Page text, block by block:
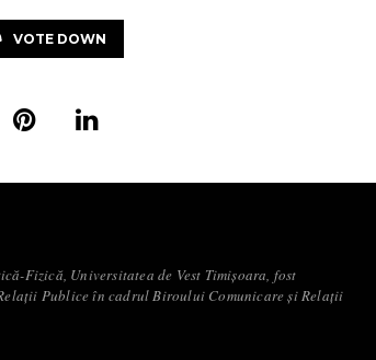
VOTE DOWN
Fizică, Universitatea de Vest Timișoara, fost
Publice în cadrul Biroului Comunicare și Relații